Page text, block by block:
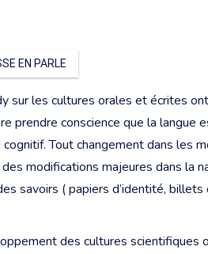
EN PARLE
sur les cultures orales et écrites ont
prendre conscience que la langue
Tout changement dans les
modifications majeures dans la
savoirs ( papiers d’identité, billets
des cultures scientifiques